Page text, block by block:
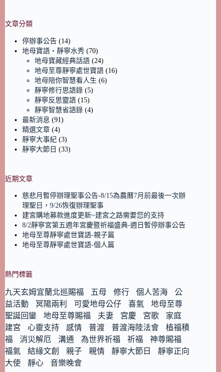
文章分類
停辦事公告 (14)
地母寶語‧靜寧水秀 (70)
地母寶藏經典話語 (24)
地母至尊靜寧處世寶語 (16)
地母陪你智慧看人生 (6)
靜寧修行思語錄 (5)
靜寧反思靈語 (15)
靜寧智慧省語錄 (4)
最新消息 (91)
精選文章 (4)
靜寧大事紀 (3)
靜寧大節日 (33)
近期文章
慈悲月暫停辦理聖事公告-8/15為農曆7月前最後一次辦
理聖日，9/26恢復辦理聖事
建宮購地募款進度更新~建宮之路需要您的支持
8/2靜寧宮第五週年宮慶暨祈福盛典-週日暫停辦事公告
地母至尊靜寧處世寶語-親子篇
地母至尊靜寧處世寶語-個人篇
熱門標籤
九天玄姆宜蘭北巡賜福 五母 修行 個人苦海
公
益活動
冥陽兩利 可愛地母公仔 喜氣
地母至尊
聖誕回鑾
地母至尊賜福 夫妻 宮慶 宮歌
家庭
建宮
心靈支持 感情 普渡 普渡海陸法會
植福積
福
消災解厄 溝通 為世界祈福 祈福
神尊賜福
福氣
結緣文創 親子 親情 靜寧大節日
靜寧正向
大使
靜心 音樂晚會